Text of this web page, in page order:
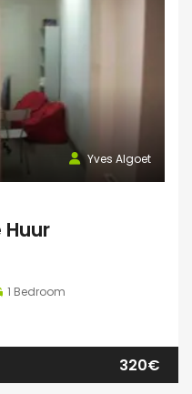
Yves Algoet
1 Bedroom
320€